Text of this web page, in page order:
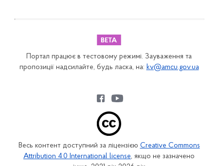
Портал працює в тестовому режимі. Зауваження та
пропозиції надсилайте, будь ласка, на: kv@amcu.gov.ua
Весь контент доступний за ліцензією Creative Commons
Attribution 4.0 International license, якщо не зазначено